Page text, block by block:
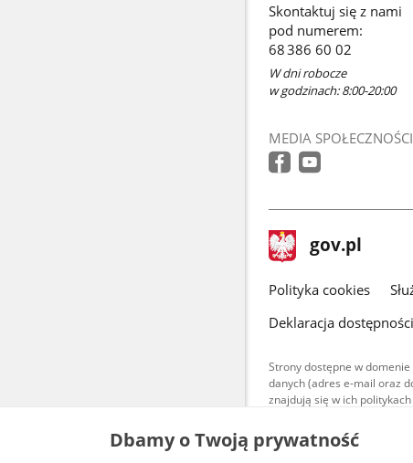
Skontaktuj się z nami
pod numerem:
68 386 60 02
W dni robocze
w godzinach: 8:00-20:00
MEDIA
stopka
gov.pl Strona
gov.pl
gov.pl
Polityka cookies
Deklaracja
Strony dostępne w
danych (adres e-mail oraz
znajdują się w ich
Treści
udostępniane
Dbamy o Twoją prywatność